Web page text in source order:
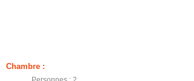
Chambre :